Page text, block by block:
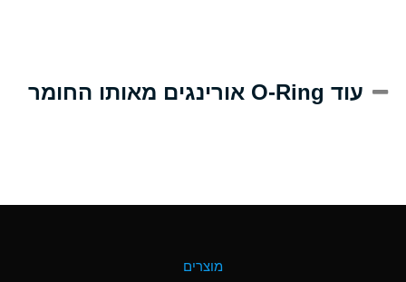
(Aqueous) עוד O-Ring אורינגים מאותו החומר
מוצרים